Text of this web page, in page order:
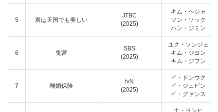
5 君は天国でも美しい
JTBC
(2025)
キム・ヘジャ
ソン・ソック
ハン・ジミン
6 鬼宮
SBS
(2025)
ユク・ソンジェ
キム・ジヨン
キム・ジフン
7 離婚保険
tvN
(2025)
イ・ドンウク
イ・ジュビン
イ・グァンス